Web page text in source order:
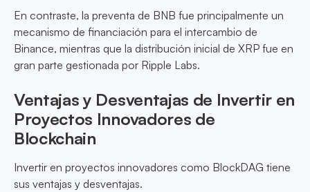
En contraste, la preventa de BNB fue principalmente un
mecanismo de financiación para el intercambio de
Binance, mientras que la distribución inicial de XRP fue en
gran parte gestionada por Ripple Labs.
Ventajas y Desventajas de Invertir en
Proyectos Innovadores de
Blockchain
Invertir en proyectos innovadores como BlockDAG tiene
sus ventajas y desventajas.